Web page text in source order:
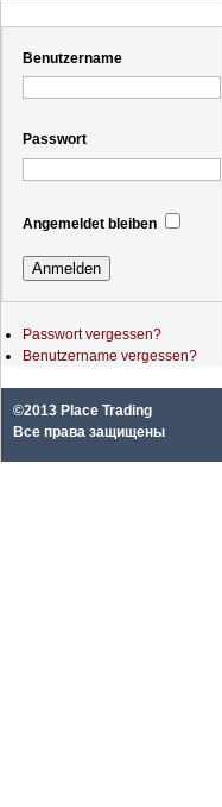
Benutzername
Passwort
Angemeldet bleiben
Passwort vergessen?
Benutzername vergessen?
©2013 Place Trading
Все права защищены